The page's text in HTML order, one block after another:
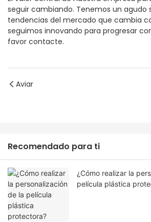
seguir cambiando. Tenemos un agudo
tendencias del mercado que cambia
seguimos innovando para progresar
favor contacte.
Aviar
Recomendado para ti
¿Cómo realizar la
película plástica